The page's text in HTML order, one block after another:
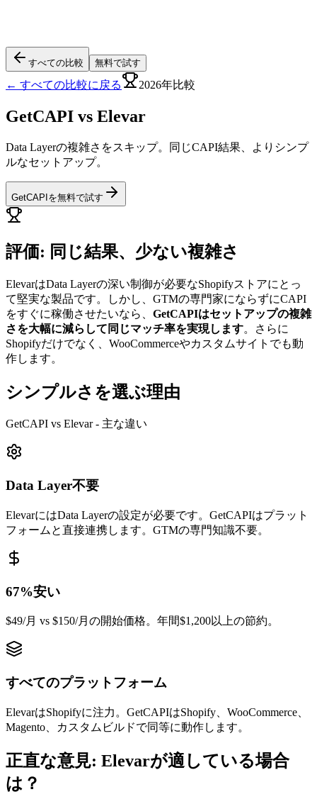
すべての比較 無料で試す
← すべての比較に戻る 2026年比較
GetCAPI vs Elevar
Data Layerの複雑さをスキップ。同じCAPI結果、よりシンプ
ルなセットアップ。
GetCAPIを無料で試す
評価: 同じ結果、少ない複雑さ
ElevarはData Layerの深い制御が必要なShopifyストアにとっ
て堅実な製品です。しかし、GTMの専門家にならずにCAPI
をすぐに稼働させたいなら、 GetCAPIはセットアップの複雑
さを大幅に減らして同じマッチ率を実現します。さらに
Shopifyだけでなく、WooCommerceやカスタムサイトでも動
作します。
シンプルさを選ぶ理由
GetCAPI vs Elevar - 主な違い
Data Layer不要
ElevarにはData Layerの設定が必要です。GetCAPIはプラット
フォームと直接連携します。GTMの専門知識不要。
67%安い
$49/月 vs $150/月の開始価格。年間$1,200以上の節約。
すべてのプラットフォーム
ElevarはShopifyに注力。GetCAPIはShopify、WooCommerce、
Magento、カスタムビルドで同等に動作します。
正直な意見: Elevarが適している場合
は？